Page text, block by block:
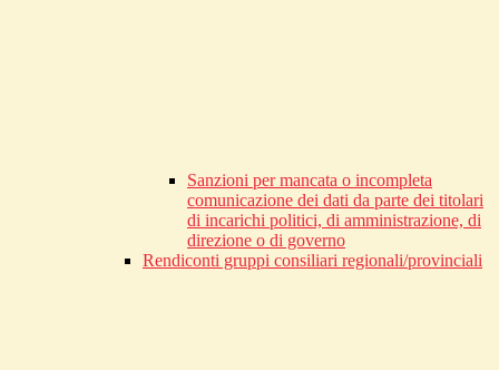
Sanzioni per mancata o incompleta
comunicazione dei dati da parte dei titolari
di incarichi politici, di amministrazione, di
direzione o di governo
Rendiconti gruppi consiliari regionali/provinciali